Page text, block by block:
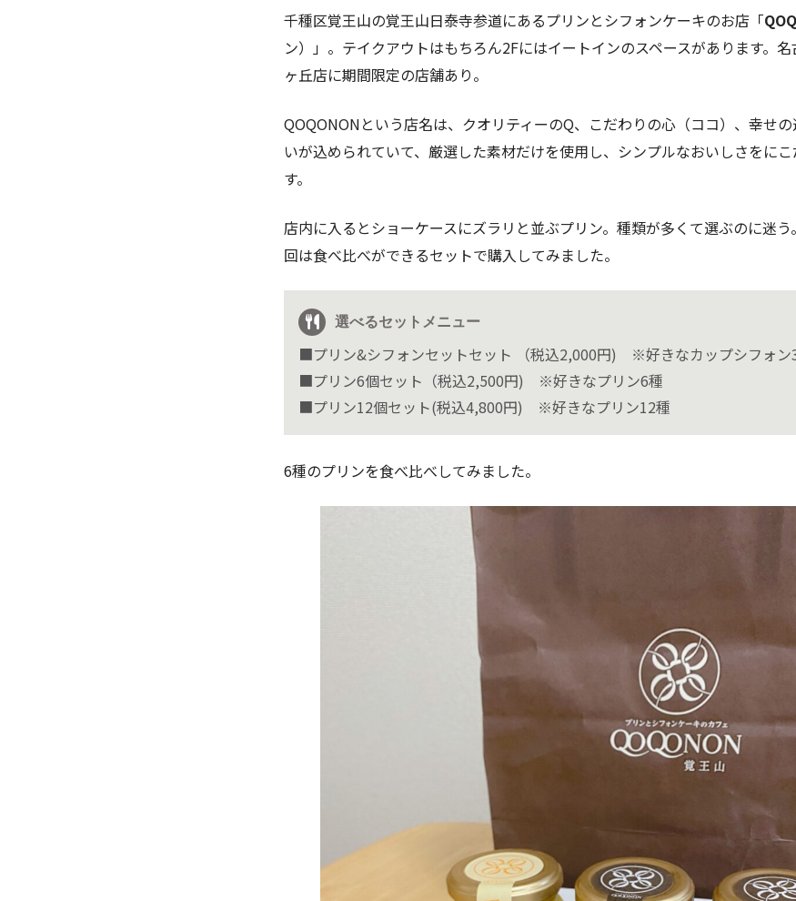
千種区覚王山の覚王山日泰寺参道にあるプリンとシフォンケーキのお店「
ン）」。テイクアウトはもちろん2Fにはイートインのスペースがあります。
ヶ丘店に期間限定の店舗あり。
QOQONONという店名は、クオリティーのQ、こだわりの心（ココ）、幸せ
いが込められていて、厳選した素材だけを使用し、シンプルなおいしさをに
す。
店内に入るとショーケースにズラリと並ぶプリン。種類が多くて選ぶのに迷
回は食べ比べができるセットで購入してみました。
選べるセットメニュー
■プリン&シフォンセットセット （税込2,000円) ※好きなカップシフォン
■プリン6個セット（税込2,500円) ※好きなプリン6種
■プリン12個セット(税込4,800円) ※好きなプリン12種
6種のプリンを食べ比べしてみました。